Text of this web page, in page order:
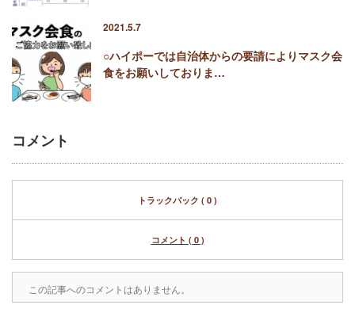
2021.5.7
○ハイポーでは自治体からの要請によりマスク会
食をお願いしておりま…
コメント
トラックバック ( 0 )
コメント ( 0 )
この記事へのコメントはありません。